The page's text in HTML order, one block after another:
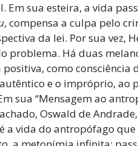
Em sua esteira, a vida
, compensa a culpa pelo
da lei. Por sua vez,
problema. Há duas
positiva, como consciência
e o impróprio, ao
sua “Mensagem ao
Oswald de
a vida do antropófago